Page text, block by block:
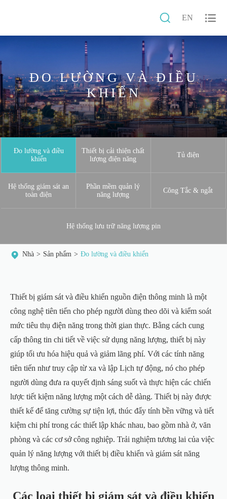
 EN 
ĐO LƯỜNG VÀ ĐIỀU
KHIỂN
Đo lường và điều
khiển
Thiết bị cải thiện chất
lượng điện năng
Tủ điện
Hệ thống giám sát an
toàn điện
Phần mềm quản lý
năng lượng
Công Tắc & ngắt
Hệ thống lưu trữ năng lượng pin
Nhà Sản phẩm Đo lường và điều khiển
Thiết bị giám sát và điều khiển nguồn điện thông minh là một
công nghệ tiên tiến cho phép người dùng theo dõi và kiểm soát
mức tiêu thụ điện năng trong thời gian thực. Bằng cách cung
cấp thông tin chi tiết về việc sử dụng năng lượng, thiết bị này
giúp tối ưu hóa hiệu quả và giảm lãng phí. Với các tính năng
tiên tiến như truy cập từ xa và lập Lịch tự động, nó cho phép
người dùng đưa ra quyết định sáng suốt và thực hiện các chiến
lược tiết kiệm năng lượng một cách dễ dàng. Thiết bị này được
thiết kế để tăng cường sự tiện lợi, thúc đẩy tính bền vững và tiết
kiệm chi phí trong các thiết lập khác nhau, bao gồm nhà ở, văn
phòng và các cơ sở công nghiệp. Trải nghiệm tương lai của việc
quản lý năng lượng với thiết bị điều khiển và giám sát năng
lượng thông minh.
Các loại thiết bị giám sát và điều khiển